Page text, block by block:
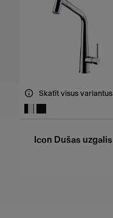
Skatīt visus variantus
Icon Dušas uzgalis